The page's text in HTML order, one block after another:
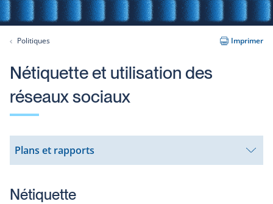
Politiques Imprimer
Nétiquette et utilisation des
réseaux sociaux
Plans et rapports
Ouvrir
le
Nétiquette